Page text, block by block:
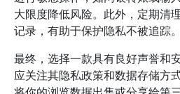
大限度降低风险。此外，定期清
记录，有助于保护隐私不被追踪。
最终，选择一款具有良好声誉和
应关注其隐私政策和数据存储方